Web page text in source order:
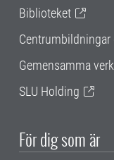
Biblioteket
Gemensamma
SLU Holding
För dig som är